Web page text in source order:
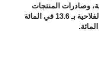
بـ 6,8 في المائة، وصادرات المنتجات
المعدنية بـ 45.1 في المائة والمنتجات الفلاحية بـ 13.6 في المائة